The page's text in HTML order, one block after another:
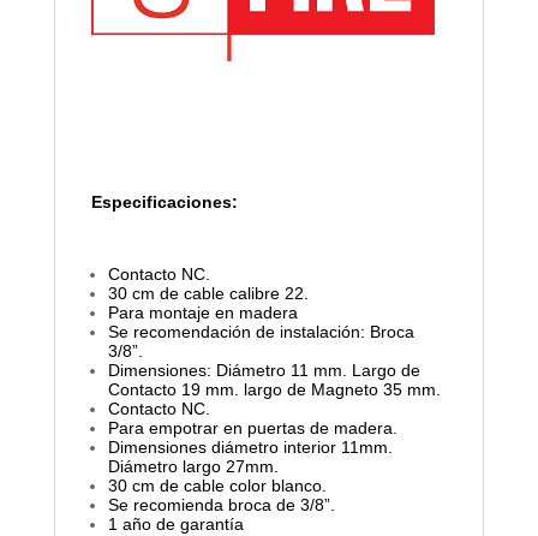
Especificaciones:
Contacto NC.
30 cm de cable calibre 22.
Para montaje en madera
Se recomendación de instalación: Broca
3/8”.
Dimensiones: Diámetro 11 mm. Largo de
Contacto 19 mm. largo de Magneto 35 mm.
Contacto NC.
Para empotrar en puertas de madera.
Dimensiones diámetro interior 11mm.
Diámetro largo 27mm.
30 cm de cable color blanco.
Se recomienda broca de 3/8”.
1 año de garantía